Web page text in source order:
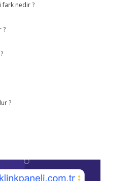
fark nedir ?
?
?